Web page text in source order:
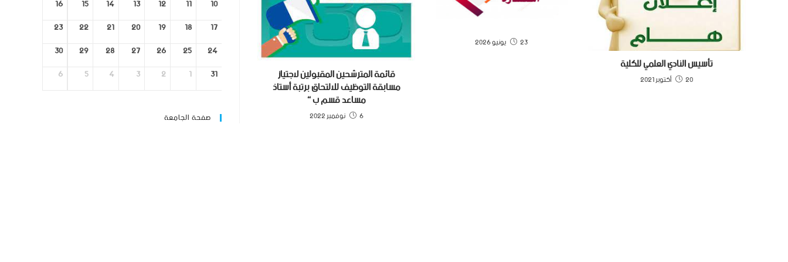
قائمة المترشحين المقبولين لاجتياز
مسابقة التوظيف للالتحاق برتبة أستاذ
مساعد قسم ب “
6 نوفمبر 2022
23 يونيو 2026
تأسيس النادي العلمي للكلية
20 أكتوبر 2021
10
11
12
13
14
15
16
17
18
19
20
21
22
23
24
25
26
27
28
29
30
31
1
2
3
4
5
6
صفحة الجامعة